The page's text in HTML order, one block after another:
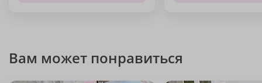
Вам может понравиться